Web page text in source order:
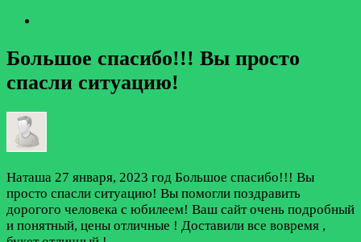
Большое спасибо!!! Вы просто
спасли ситуацию!
Наташа 27 января, 2023 год Большое спасибо!!! Вы
просто спасли ситуацию! Вы помогли поздравить
дорогого человека с юбилеем! Ваш сайт очень подробный
и понятный, цены отличные ! Доставили все вовремя ,